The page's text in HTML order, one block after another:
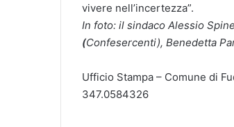
vivere nell’incertezza”.
In foto: il sindaco Alessio
(Confesercenti), Benedetta
Ufficio Stampa – Comune di
347.0584326